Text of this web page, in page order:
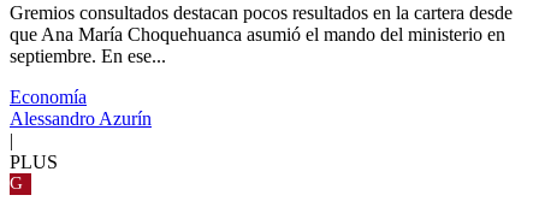
Gremios consultados destacan pocos resultados en la cartera desde
que Ana María Choquehuanca asumió el mando del ministerio en
septiembre. En ese...
Economía
Alessandro Azurín
|
PLUS
G